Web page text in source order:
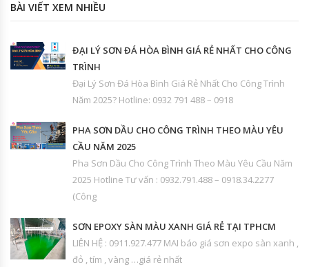
BÀI VIẾT XEM NHIỀU
ĐẠI LÝ SƠN ĐÁ HÒA BÌNH GIÁ RẺ NHẤT CHO CÔNG
TRÌNH
Đại Lý Sơn Đá Hòa Bình Giá Rẻ Nhất Cho Công Trình
Năm 2025? Hotline: 0932 791 488 – 0918
PHA SƠN DẦU CHO CÔNG TRÌNH THEO MÀU YÊU
CẦU NĂM 2025
Pha Sơn Dầu Cho Công Trình Theo Màu Yêu Cầu Năm
2025 Hotline Tư vấn : 0932.791.488 – 0918.34.2277
(Công
SƠN EPOXY SÀN MÀU XANH GIÁ RẺ TẠI TPHCM
LIÊN HỆ : 0911.927.477 MAI báo giá sơn expo sàn xanh ,
đỏ , tím , vàng …giá rẻ nhất